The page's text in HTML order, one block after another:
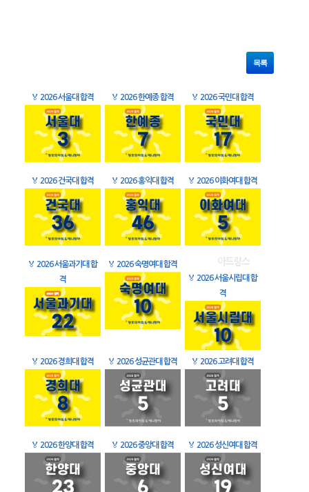
목록
🏅 2026 서울대 합격 🏅 2026 한예종 합격 🏅 2026 국민대 합격
🏅 2026 건국대 합격 🏅 2026 홍익대 합격 🏅 2026 이화여대 합격
🏅 2026 서울과기대 합
격
🏅 2026 숙명여대 합격
🏅 2026 서울시립대 합
격
🏅 2026 경희대 합격 🏅 2026 성균관대 합격 🏅 2026 고려대 합격
🏅 2026 한양대 합격 🏅 2026 중앙대 합격 🏅 2026 성신여대 합격